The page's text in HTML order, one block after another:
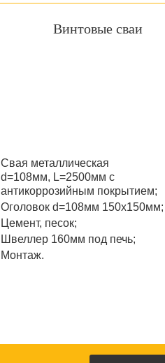
Винтовые сваи
Свая металлическая
d=108мм, L=2500мм с
антикоррозийным покрытием;
Оголовок d=108мм 150x150мм;
Цемент, песок;
Швеллер 160мм под печь;
Монтаж.